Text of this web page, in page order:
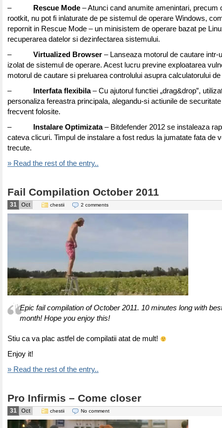
–
Rescue Mode – Atunci cand anumite amenintari, precum
rootkit, nu pot fi inlaturate de pe sistemul de operare Windows,
repornit in Rescue Mode – un minisistem de operare bazat pe
recuperarea datelor si dezinfectarea sistemului.
– Virtualized Browser – Lanseaza motorul de cautare intr-
izolat de sistemul de operare. Acest lucru previne exploatarea
motorul de cautare si preluarea controlului asupra calculatorului
–
Interfata flexibila– Cu ajutorul functiei „drag&drop”,
personaliza fereastra principala, alegandu-si actiunile de
frecvent folosite.
–
Instalare Optimizata– Bitdefender 2012 se instaleaza
cateva clicuri. Timpul de instalare a fost redus la jumatate fata de
trecute.
» Read the rest of the entry..
Fail Compilation October 2011
31 Oct chestii 2 comments
Epic fail compilation of October 2011. 10 minutes long with
month! Hope you enjoy this!
Stiu ca va plac astfel de compilatii atat de mult!
Enjoy it!
» Read the rest of the entry..
Pro Infirmis – Come closer
31 Oct chestii No comment